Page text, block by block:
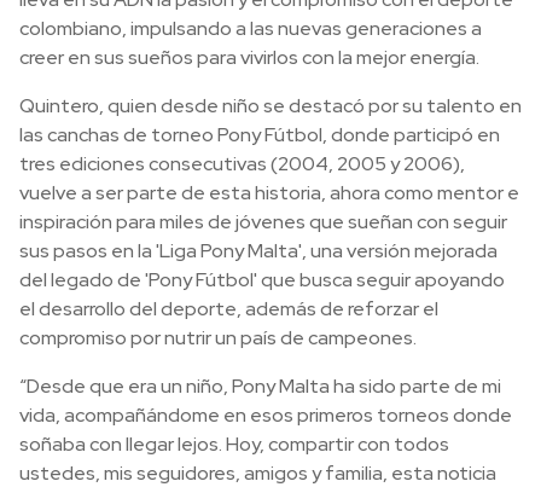
colombiano, impulsando a las nuevas generaciones a
creer en sus sueños para vivirlos con la mejor energía.
Quintero, quien desde niño se destacó por su talento en
las canchas de torneo Pony Fútbol, donde participó en
tres ediciones consecutivas (2004, 2005 y 2006),
vuelve a ser parte de esta historia, ahora como mentor e
inspiración para miles de jóvenes que sueñan con seguir
sus pasos en la 'Liga Pony Malta', una versión mejorada
del legado de 'Pony Fútbol' que busca seguir apoyando
el desarrollo del deporte, además de reforzar el
compromiso por nutrir un país de campeones.
“Desde que era un niño, Pony Malta ha sido parte de mi
vida, acompañándome en esos primeros torneos donde
soñaba con llegar lejos. Hoy, compartir con todos
ustedes, mis seguidores, amigos y familia, esta noticia